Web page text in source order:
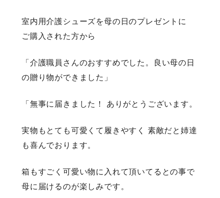
室内用介護シューズを母の日のプレゼントに
ご購入された方から
「介護職員さんのおすすめでした。良い母の日
の贈り物ができました」
「無事に届きました！ ありがとうございます。
実物もとても可愛くて履きやすく 素敵だと姉達
も喜んでおります。
箱もすごく可愛い物に入れて頂いてるとの事で
母に届けるのが楽しみです。